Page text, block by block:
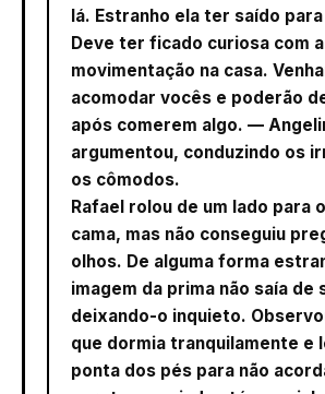
lá. Estranho ela ter saído
Deve ter ficado curiosa com a
movimentação na casa.
acomodar vocês e poderão
após comerem algo. —
argumentou, conduzindo os
os cômodos.
Rafael rolou de um lado para
cama, mas não conseguiu
olhos. De alguma forma
imagem da prima não saía de
deixando-o inquieto.
que dormia tranquilamente e
ponta dos pés para não